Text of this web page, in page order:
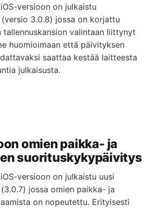
versioon on julkaistu
3.0.8) jossa on korjattu
tallennuskansion valintaan liittynyt
huomioimaan että päivityksen
saattaa kestää laitteesta
julkaisusta.
omien paikka- ja
suorituskykypäivitys
versioon on julkaistu uusi
jossa omien paikka- ja
on nopeutettu. Erityisesti